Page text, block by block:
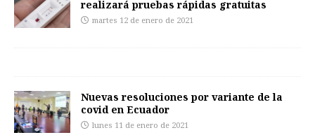
realizará pruebas rápidas gratuitas
martes 12 de enero de 2021
Nuevas resoluciones por variante de la
covid en Ecuador
lunes 11 de enero de 2021